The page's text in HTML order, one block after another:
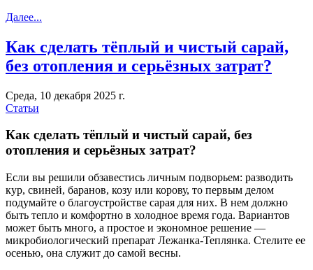
Далее...
Как сделать тёплый и чистый сарай,
без отопления и серьёзных затрат?
Среда, 10 декабря 2025 г.
Статьи
Как сделать тёплый и чистый сарай, без
отопления и серьёзных затрат?
Если вы решили обзавестись личным подворьем: разводить
кур, свиней, баранов, козу или корову, то первым делом
подумайте о благоустройстве сарая для них. В нем должно
быть тепло и комфортно в холодное время года. Вариантов
может быть много, а простое и экономное решение —
микробиологический препарат Лежанка-Теплянка. Стелите ее
осенью, она служит до самой весны.